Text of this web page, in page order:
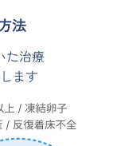
法
た治療
ます